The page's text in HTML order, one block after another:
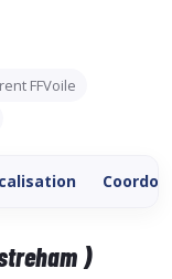
FFVoile
)